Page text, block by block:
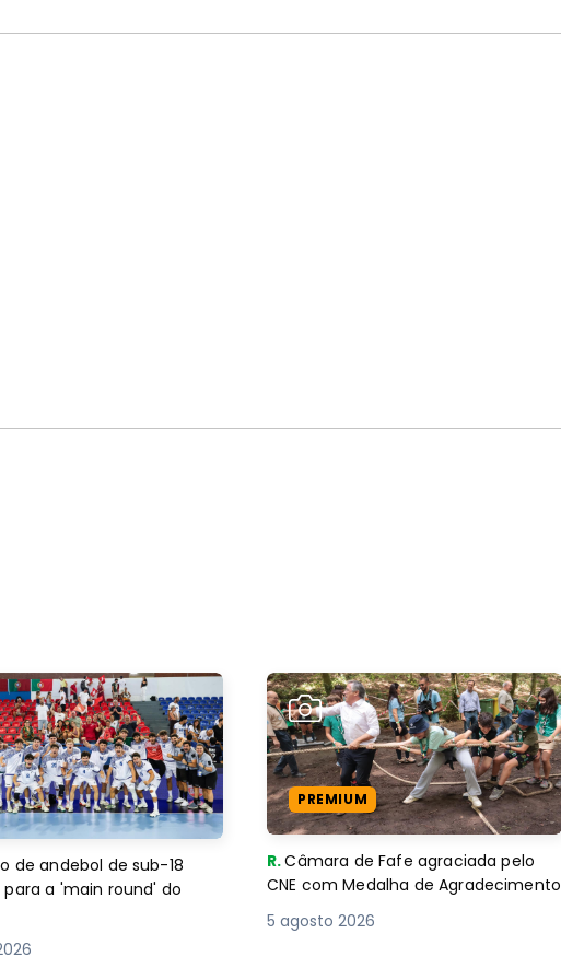
de andebol de sub-18
a 'main round' do
PREMIUM
R.Câmara de Fafe agraciada pelo
CNE com Medalha de Agradecimento
5 agosto 2026